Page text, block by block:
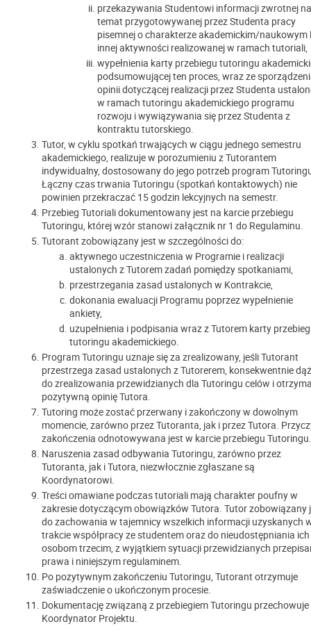
przekazywania Studentowi informacji zwrotnej na
temat przygotowywanej przez Studenta pracy
pisemnej o charakterze akademickim/naukowym
innej aktywności realizowanej w ramach tutoriali,
wypełnienia karty przebiegu tutoringu
podsumowującej ten proces, wraz ze
opinii dotyczącej realizacji przez Studenta
w ramach tutoringu akademickiego programu
rozwoju i wywiązywania się przez Studenta z
kontraktu tutorskiego.
Tutor, w cyklu spotkań trwających w ciągu jednego semestru
akademickiego, realizuje w porozumieniu z Tutorantem
indywidualny, dostosowany do jego potrzeb program
Łączny czas trwania Tutoringu (spotkań kontaktowych) nie
powinien przekraczać 15 godzin lekcyjnych na semestr.
Przebieg Tutoriali dokumentowany jest na karcie przebiegu
Tutoringu, której wzór stanowi załącznik nr 1 do Regulaminu.
Tutorant zobowiązany jest w szczególności do:
aktywnego uczestniczenia w Programie i realizacji
ustalonych z Tutorem zadań pomiędzy spotkaniami,
przestrzegania zasad ustalonych w Kontrakcie,
dokonania ewaluacji Programu poprzez wypełnienie
ankiety,
uzupełnienia i podpisania wraz z Tutorem karty
tutoringu akademickiego.
Program Tutoringu uznaje się za zrealizowany, jeśli Tutorant
przestrzega zasad ustalonych z Tutorerem, konsekwentnie
do zrealizowania przewidzianych dla Tutoringu celów i
pozytywną opinię Tutora.
Tutoring może zostać przerwany i zakończony w dowolnym
momencie, zarówno przez Tutoranta, jak i przez Tutora.
zakończenia odnotowywana jest w karcie przebiegu Tutoringu.
Naruszenia zasad odbywania Tutoringu, zarówno przez
Tutoranta, jak i Tutora, niezwłocznie zgłaszane są
Koordynatorowi.
Treści omawiane podczas tutoriali mają charakter poufny w
zakresie dotyczącym obowiązków Tutora. Tutor zobowiązany
do zachowania w tajemnicy wszelkich informacji uzyskanych
trakcie współpracy ze studentem oraz do nieudostępniania ich
osobom trzecim, z wyjątkiem sytuacji przewidzianych
prawa i niniejszym regulaminem.
Po pozytywnym zakończeniu Tutoringu, Tutorant otrzymuje
zaświadczenie o ukończonym procesie.
Dokumentację związaną z przebiegiem Tutoringu przechowuje
Koordynator Projektu.